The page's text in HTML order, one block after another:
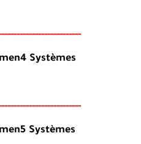
-
Systèmes
-
Systèmes